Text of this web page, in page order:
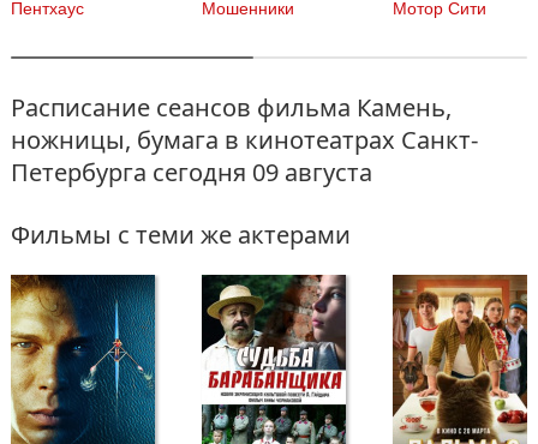
Пентхаус Мошенники Мотор Сити
Расписание сеансов фильма Камень,
ножницы, бумага в кинотеатрах Санкт-
Петербурга сегодня 09 августа
Фильмы с теми же актерами